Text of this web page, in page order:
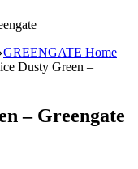
GREENGATE Home
Dusty Green –
– Greengate